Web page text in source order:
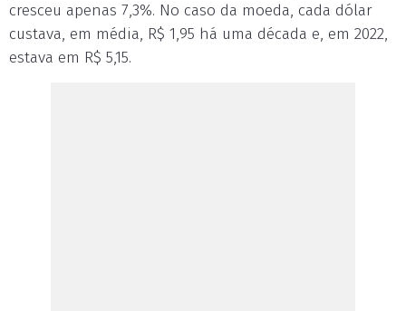
cresceu apenas 7,3%. No caso da moeda, cada dólar
custava, em média, R$ 1,95 há uma década e, em 2022,
estava em R$ 5,15.